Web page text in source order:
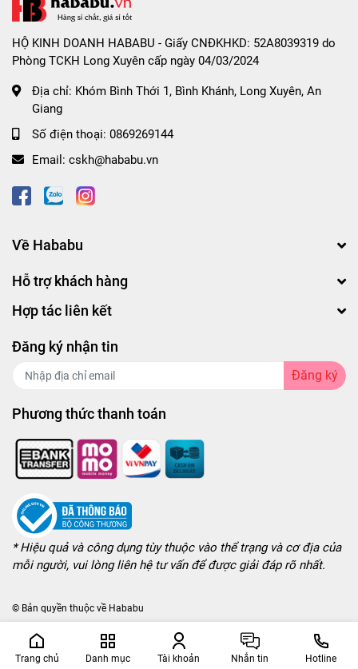
HỘ KINH DOANH HABABU - Giấy CNĐKHKD: 52A8039319 do
Phòng TCKH Long Xuyên cấp ngày 04/03/2024
Địa chỉ: Khóm Bình Thới 1, Bình Khánh, Long Xuyên, An
Giang
Số điện thoại: 0869269144
Email: cskh@hababu.vn
Về Hababu
Hỗ trợ khách hàng
Hợp tác liên kết
Đăng ký nhận tin
Đăng ký
Phương thức thanh toán
* Hiệu quả và công dụng tùy thuộc vào thể trạng và cơ địa của
mỗi người, vui lòng liên hệ tư vấn để được giải đáp rõ nhất.
© Bản quyền thuộc về Hababu
Trang chủ Danh mục Tài khoản Nhắn tin Hotline